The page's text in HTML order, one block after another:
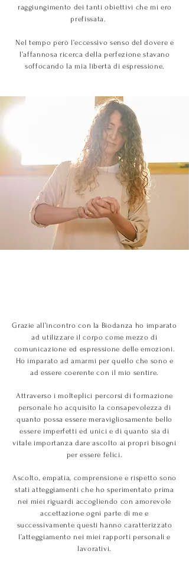
raggiungimento dei tanti obiettivi che mi ero
prefissata.
Nel tempo però l’eccessivo senso del dovere e
l’affannosa ricerca della perfezione stavano
soffocando la mia libertà di espressione.
Grazie all’incontro con la Biodanza ho imparato
ad utilizzare il corpo come mezzo di
comunicazione ed espressione delle emozioni.
Ho imparato ad amarmi per quello che sono e
ad essere coerente con il mio sentire.
Attraverso i molteplici percorsi di formazione
personale ho acquisito la consapevolezza di
quanto possaessere meravigliosamente bello
essere imperfetti ed unici e di quanto sia di
vitale importanza dare ascolto ai propri bisogni
per essere felici.
Ascolto, empatia, comprensione e rispetto sono
stati atteggiamenti che ho sperimentato prima
nei miei riguardi accogliendo con amorevole
accettazione ogni parte di me e
successivamente questi hanno caratterizzato
l’atteggiamento nei miei rapporti personali e
lavorativi.